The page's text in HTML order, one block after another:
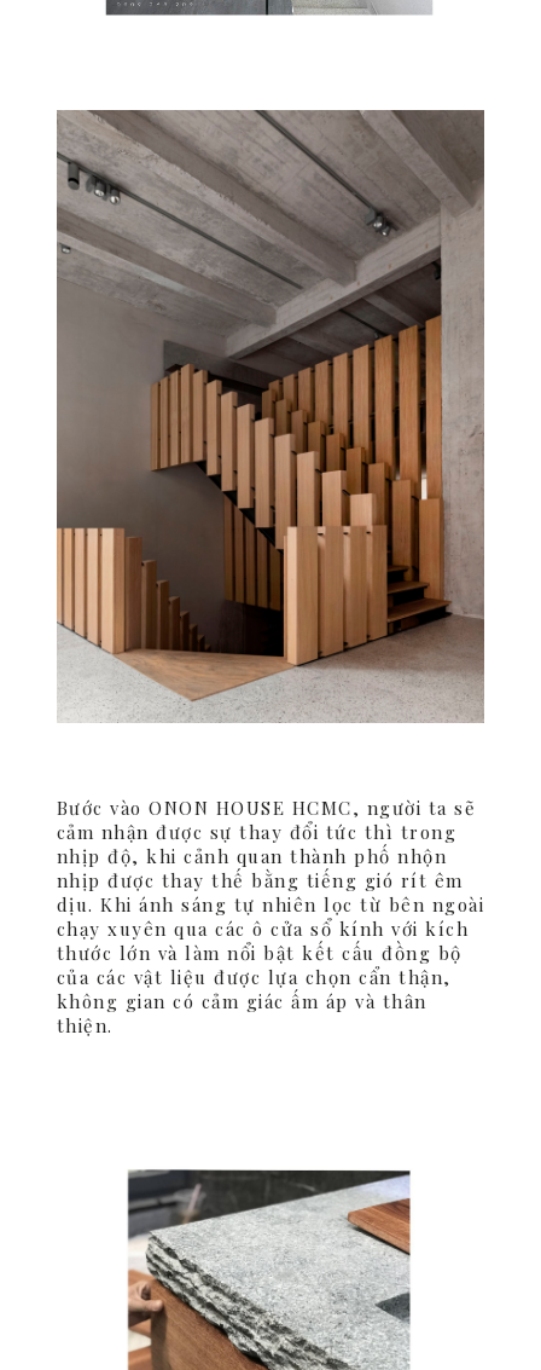
Bước vào ONON HOUSE HCMC, người ta sẽ
cảm nhận được sự thay đổi tức thì trong
nhịp độ, khi cảnh quan thành phố nhộn
nhịp được thay thế bằng tiếng gió rít êm
dịu. Khi ánh sáng tự nhiên lọc từ bên ngoài
chạy xuyên qua các ô cửa sổ kính với kích
thước lớn và làm nổi bật kết cấu đồng bộ
của các vật liệu được lựa chọn cẩn thận,
không gian có cảm giác ấm áp và thân
thiện.